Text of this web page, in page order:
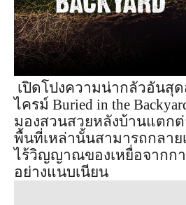
เปิดโปงความน่ากลัวอันสุ
ไครม์ Buried in the
มองสวนสวยหลังบ้านแตกต่
พื้นที่เหล่านั้นสามารถกลา
ไร้วิญญาณของเหยื่อจากก
อย่างแนบเนียน